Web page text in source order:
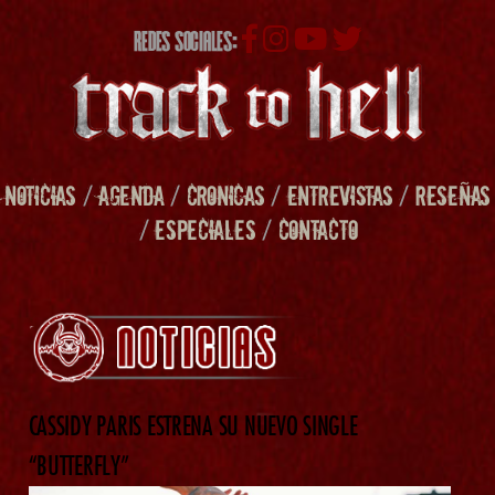
REDES SOCIALES:
NOTICIAS /AGENDA/ CRONICAS/ENTREVISTAS/RESEÑAS
/ESPECIALES/ CONTACTO
CASSIDY PARIS ESTRENA SU NUEVO SINGLE
“BUTTERFLY”